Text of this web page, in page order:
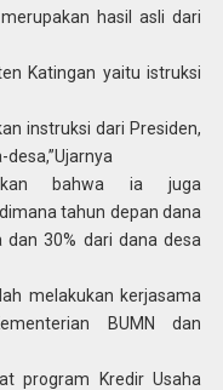
hasil asli dari
Katingan yaitu istruksi
instruksi dari Presiden,
bahwa ia juga
tahun depan dana
dan 30% dari dana desa
melakukan kerjasama
BUMN dan
program Kredir Usaha